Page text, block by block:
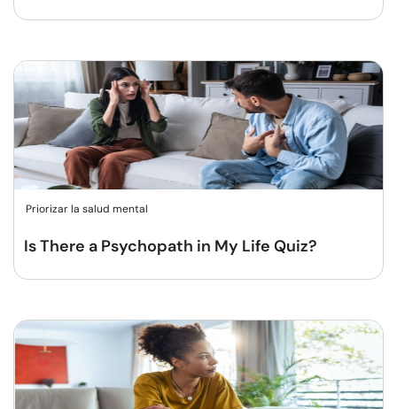
Priorizar la salud mental
Is There a Psychopath in My Life Quiz?